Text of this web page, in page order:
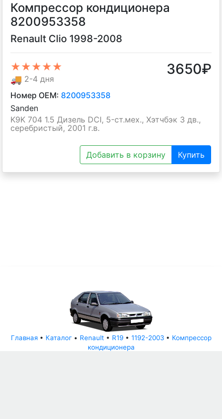
Компрессор кондиционера
8200953358
Renault Clio 1998-2008
★★★★★
🚚 2-4 дня
3650₽
Номер OEM: 8200953358
Sanden
K9K 704 1.5 Дизель DCI, 5-ст.мех., Хэтчбэк 3 дв.,
серебристый, 2001 г.в.
Добавить в корзину Купить
Главная• Каталог• Renault• R19• 1192-2003• Компрессор
кондиционера